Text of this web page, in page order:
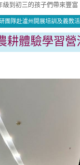
到初三的孩子們帶來豐
團隊赴瀘州開展培訓及義教
體驗學習營